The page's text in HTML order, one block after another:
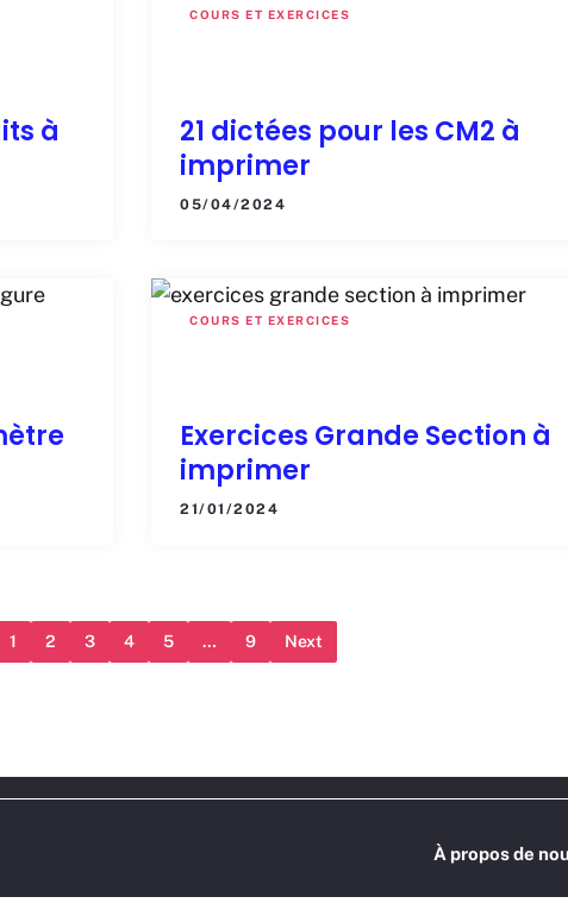
à
COURS ET EXERCICES
21 dictées pour les CM2 à
imprimer
05/04/2024
COURS ET EXERCICES
Exercices Grande Section à
imprimer
21/01/2024
1 2 3 4 5 … 9 Next
À propos de